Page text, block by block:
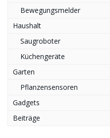
Bewegungsmelder
Haushalt
Saugroboter
Küchengeräte
Garten
Pflanzensensoren
Gadgets
Beiträge